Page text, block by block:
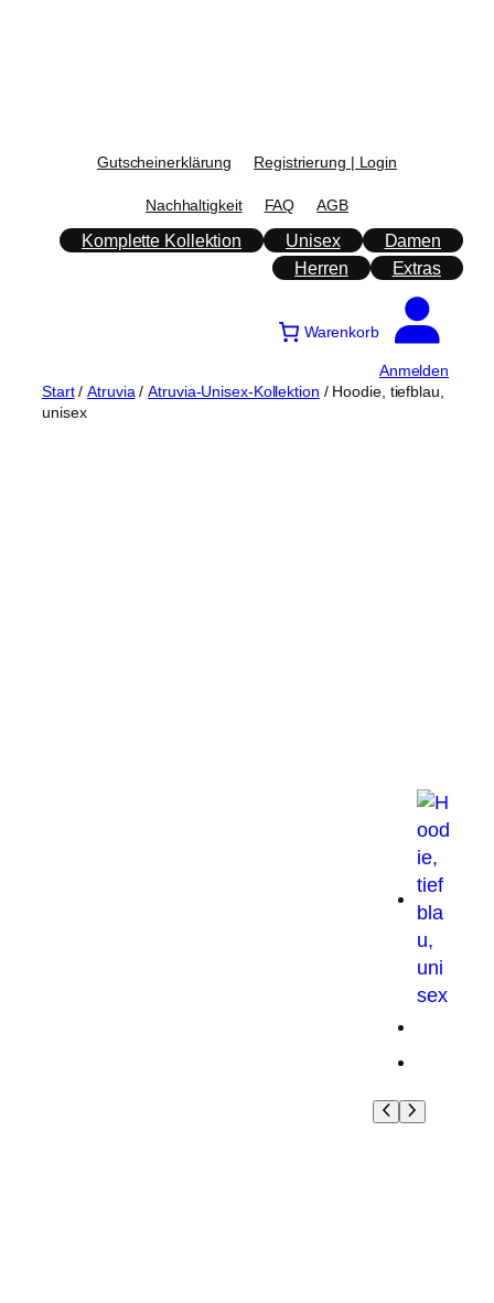
Gutscheinerklärung Registrierung | Login
Nachhaltigkeit FAQ AGB
Komplette Kollektion Unisex
Damen
Herren
Extras
Warenkorb
Anmelden
Start/Atruvia /Atruvia-Unisex-Kollektion / Hoodie, tiefblau,
unisex